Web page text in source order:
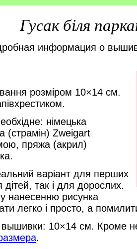
Гусак біля
информация о
розміром 10×14 см.
німецька
(страмін) Zweigart
пряжа (акрил)
варіант для перших
так і для дорослих.
нанесенню рисунка
легко і просто, а
вышивки: 10×14 см. Кроме
.